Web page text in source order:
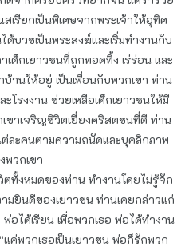
เรียกเป็นพิเศษจากพระเจ้าให้อุทิศ
บวชเป็นพระสงฆ์และเริ่มทำงานกับ
ด็กเยาวชนที่ถูกทอดทิ้ง เร่ร่อน และ
านให้อยู่ เป็นเพื่อนกับพวกเขา ท่าน
โรงงาน ช่วยเหลือเด็กเยาวชนให้มี
ขาเจริญชีวิตเยี่ยงคริสตชนที่ดี ท่าน
ละคนตามความถนัดและบุคลิกภาพ
พวกเขา
ดของท่าน ทำงานโดยไม่รู้จัก
มยินดีของเยาวชน ท่านเคยกล่าวแก่
อได้เรียน เพื่อพวกเธอ พ่อได้ทำงาน
ค่พวกเธอเป็นเยาวชน พ่อก็รักพวก